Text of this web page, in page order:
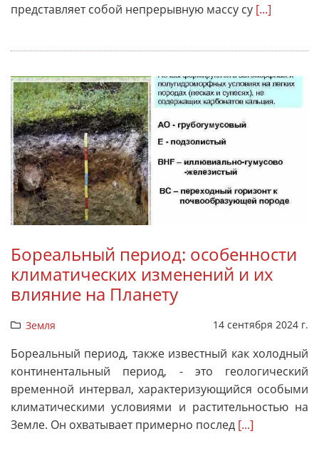
представляет собой непрерывную массу су [...]
Бореальный период: особенности
климатических изменений и их
влияние на Планету
Земля 14 сентября 2024 г.
Бореальный период, также известный как холодный
континентальный период, - это геологический
временной интервал, характеризующийся особыми
климатическими условиями и растительностью на
Земле. Он охватывает примерно послед [...]